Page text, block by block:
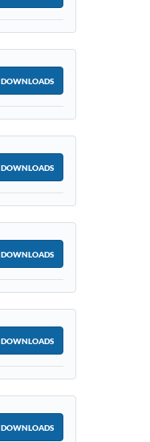
DOWNLOADS
DOWNLOADS
DOWNLOADS
DOWNLOADS
DOWNLOADS